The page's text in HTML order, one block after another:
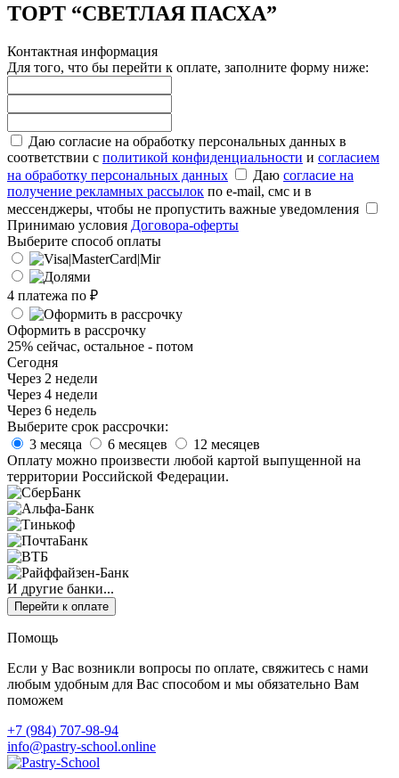
ТОРТ “СВЕТЛАЯ ПАСХА”
Контактная информация
Для того, что бы перейти к оплате, заполните форму ниже:
Даю согласие на обработку персональных данных в
соответствии с политикой конфиденциальности и согласием
на обработку персональных данных
Даю согласие на
получение рекламных рассылок по e-mail, смс и в
мессенджеры, чтобы не пропустить важные уведомления
Принимаю условия Договора-оферты
Выберите способ оплаты
4 платежа по ₽
Оформить в рассрочку
25% сейчас, остальное - потом
Сегодня
Через 2 недели
Через 4 недели
Через 6 недель
Выберите срок рассрочки:
3 месяца
6 месяцев
12 месяцев
Оплату можно произвести любой картой выпущенной на
территории Российской Федерации.
И другие банки...
Перейти к оплате
Помощь
Если у Вас возникли вопросы по оплате, свяжитесь с нами
любым удобным для Вас способом и мы обязательно Вам
поможем
+7 (984) 707-98-94
info@pastry-school.online